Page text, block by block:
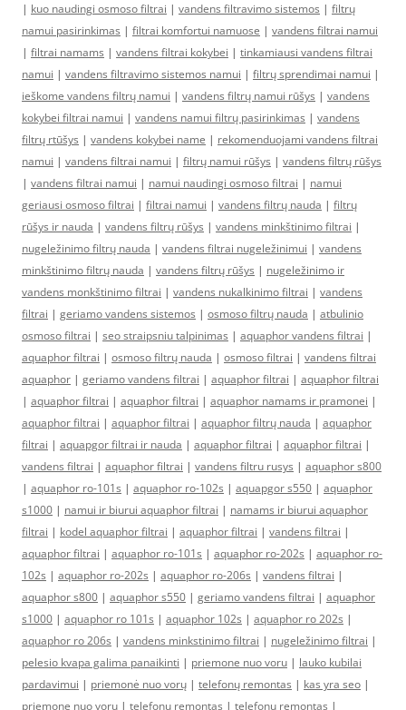
| kuo naudingi osmoso filtrai | vandens filtravimo sistemos | filtrų
namui pasirinkimas | filtrai komfortui namuose | vandens filtrai namui
| filtrai namams | vandens filtrai kokybei | tinkamiausi vandens filtrai
namui | vandens filtravimo sistemos namui | filtrų sprendimai namui |
ieškome vandens filtrų namui | vandens filtrų namui rūšys | vandens
kokybei filtrai namui | vandens namui filtrų pasirinkimas | vandens
filtrų rtūšys | vandens kokybei name | rekomenduojami vandens filtrai
namui | vandens filtrai namui | filtrų namui rūšys | vandens filtrų rūšys
| vandens filtrai namui | namui naudingi osmoso filtrai | namui
geriausi osmoso filtrai | filtrai namui | vandens filtrų nauda | filtrų
rūšys ir nauda | vandens filtrų rūšys | vandens minkštinimo filtrai |
nugeležinimo filtrų nauda | vandens filtrai nugeležinimui | vandens
minkštinimo filtrų nauda | vandens filtrų rūšys | nugeležinimo ir
vandens monkštinimo filtrai | vandens nukalkinimo filtrai | vandens
filtrai | geriamo vandens sistemos | osmoso filtrų nauda | atbulinio
osmoso filtrai | seo straipsniu talpinimas | aquaphor vandens filtrai |
aquaphor filtrai | osmoso filtrų nauda | osmoso filtrai | vandens filtrai
aquaphor | geriamo vandens filtrai | aquaphor filtrai | aquaphor filtrai
| aquaphor filtrai | aquaphor filtrai | aquaphor namams ir pramonei |
aquaphor filtrai | aquaphor filtrai | aquaphor filtrų nauda | aquaphor
filtrai | aquapgor filtrai ir nauda | aquaphor filtrai | aquaphor filtrai |
vandens filtrai | aquaphor filtrai | vandens filtru rusys | aquaphor s800
| aquaphor ro-101s | aquaphor ro-102s | aquapgor s550 | aquaphor
s1000 | namui ir biurui aquaphor filtrai | namams ir biurui aquaphor
filtrai | kodel aquaphor filtrai | aquaphor filtrai | vandens filtrai |
aquaphor filtrai | aquaphor ro-101s | aquaphor ro-202s | aquaphor ro-
102s | aquaphor ro-202s | aquaphor ro-206s | vandens filtrai |
aquaphor s800 | aquaphor s550 | geriamo vandens filtrai | aquaphor
s1000 | aquaphor ro 101s | aquaphor 102s | aquaphor ro 202s |
aquaphor ro 206s | vandens minkstinimo filtrai | nugeležinimo filtrai |
pelesio kvapa galima panaikinti | priemone nuo voru | lauko kubilai
pardavimui | priemonė nuo vorų | telefonų remontas | kas yra seo |
priemone nuo voru | telefonų remontas | telefonų remontas |